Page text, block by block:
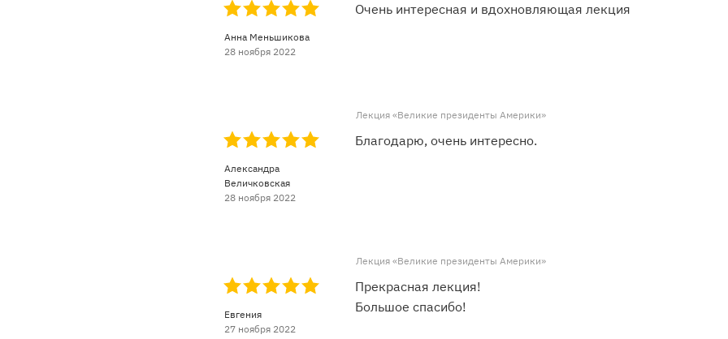
Анна Меньшикова
28 ноября 2022
Очень интересная и вдохновляющая лекция
Лекция «Великие президенты Америки»
Aлександра
Величковская
28 ноября 2022
Благодарю, очень интересно.
Лекция «Великие президенты Америки»
Евгения
27 ноября 2022
Прекрасная лекция!
Большое спасибо!